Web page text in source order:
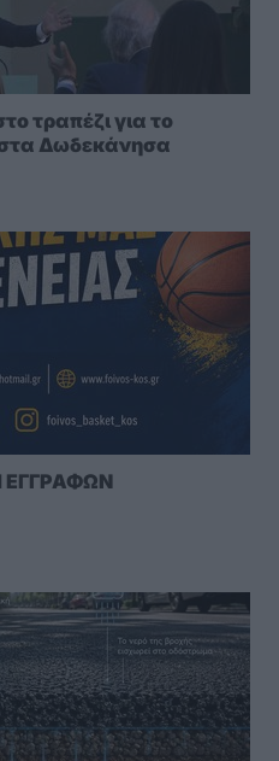
τραπέζι για το
Δωδεκάνησα
ΕΓΓΡΑΦΩΝ